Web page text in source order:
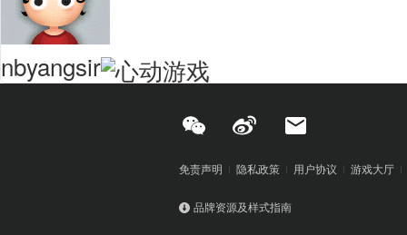
nbyangsir
免责声明 隐私政策 用户协议 游戏大厅
品牌资源及样式指南